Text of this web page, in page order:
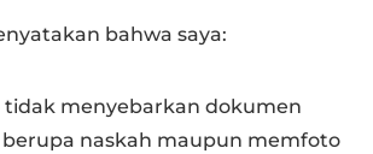
bahwa saya:
tidak menyebarkan dokumen
berupa naskah maupun memfoto